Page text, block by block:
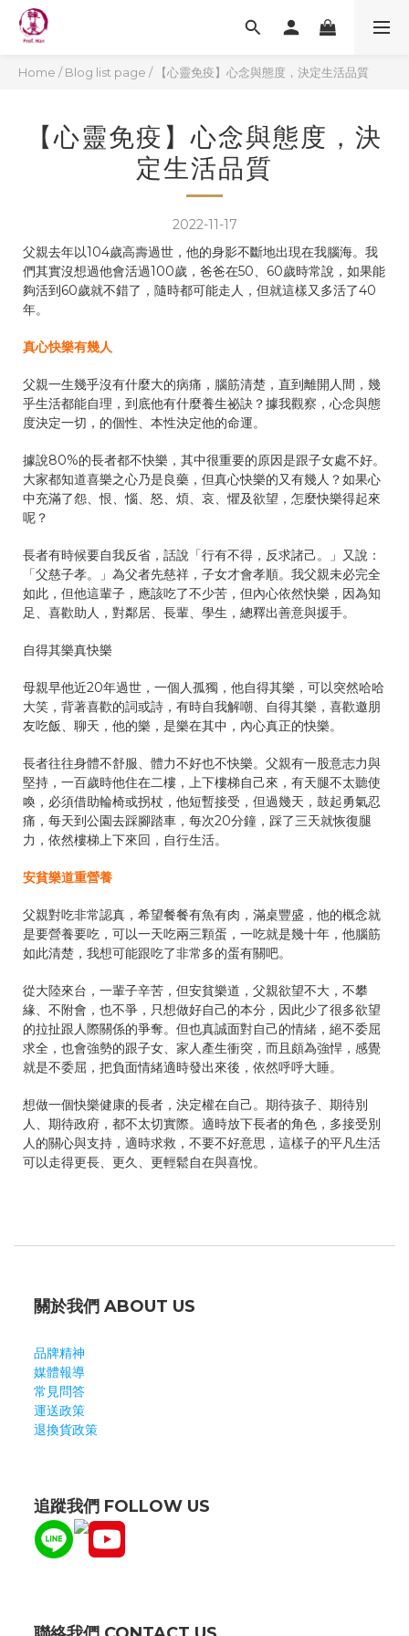
Home /Blog list page / 【心靈免疫】心念與態度，決定生活品質
【心靈免疫】心念與態度，決
定生活品質
2022-11-17
父親去年以104歲高壽過世，他的身影不斷地出現在我腦海。我
們其實沒想過他會活過100歲，爸爸在50、60歲時常說，如果能
夠活到60歲就不錯了，隨時都可能走人，但就這樣又多活了40
年。
真心快樂有幾人
父親一生幾乎沒有什麼大的病痛，腦筋清楚，直到離開人間，幾
乎生活都能自理，到底他有什麼養生祕訣？據我觀察，心念與態
度決定一切，的個性、本性決定他的命運。
據說80%的長者都不快樂，其中很重要的原因是跟子女處不好。
大家都知道喜樂之心乃是良藥，但真心快樂的又有幾人？如果心
中充滿了怨、恨、惱、怒、煩、哀、懼及欲望，怎麼快樂得起來
呢？
長者有時候要自我反省，話說「行有不得，反求諸己。」又說：
「父慈子孝。」為父者先慈祥，子女才會孝順。我父親未必完全
如此，但他這輩子，應該吃了不少苦，但內心依然快樂，因為知
足、喜歡助人，對鄰居、長輩、學生，總釋出善意與援手。
自得其樂真快樂
母親早他近20年過世，一個人孤獨，他自得其樂，可以突然哈哈
大笑，背著喜歡的詞或詩，有時自我解嘲、自得其樂，喜歡邀朋
友吃飯、聊天，他的樂，是樂在其中，內心真正的快樂。
長者往往身體不舒服、體力不好也不快樂。父親有一股意志力與
堅持，一百歲時他住在二樓，上下樓梯自己來，有天腿不太聽使
喚，必須借助輪椅或拐杖，他短暫接受，但過幾天，鼓起勇氣忍
痛，每天到公園去踩腳踏車，每次20分鐘，踩了三天就恢復腿
力，依然樓梯上下來回，自行生活。
安貧樂道重營養
父親對吃非常認真，希望餐餐有魚有肉，滿桌豐盛，他的概念就
是要營養要吃，可以一天吃兩三顆蛋，一吃就是幾十年，他腦筋
如此清楚，我想可能跟吃了非常多的蛋有關吧。
從大陸來台，一輩子辛苦，但安貧樂道，父親欲望不大，不攀
緣、不附會，也不爭，只想做好自己的本分，因此少了很多欲望
的拉扯跟人際關係的爭奪。但也真誠面對自己的情緒，絕不委屈
求全，也會強勢的跟子女、家人產生衝突，而且頗為強悍，感覺
就是不委屈，把負面情緒適時發出來後，依然呼呼大睡。
想做一個快樂健康的長者，決定權在自己。期待孩子、期待別
人、期待政府，都不太切實際。適時放下長者的角色，多接受別
人的關心與支持，適時求救，不要不好意思，這樣子的平凡生活
可以走得更長、更久、更輕鬆自在與喜悅。
關於我們 ABOUT US
品牌精神
媒體報導
常見問答
運送政策
退換貨政策
追蹤我們 FOLLOW US